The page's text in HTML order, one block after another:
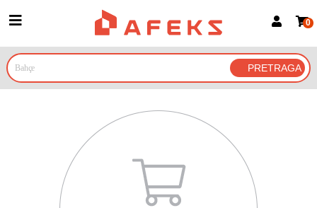
Prijava za članove
Prijavite se Google nalogom
0